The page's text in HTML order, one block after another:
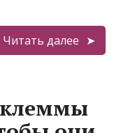
Читать далее
клеммы